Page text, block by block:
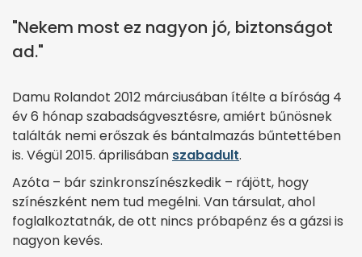
"Nekem most ez nagyon jó, biztonságot
ad."
Damu Rolandot 2012 márciusában ítélte a bíróság 4
év 6 hónap szabadságvesztésre, amiért bűnösnek
találták nemi erőszak és bántalmazás bűntettében
is. Végül 2015. áprilisában szabadult.
Azóta – bár szinkronszínészkedik – rájött, hogy
színészként nem tud megélni. Van társulat, ahol
foglalkoztatnák, de ott nincs próbapénz és a gázsi is
nagyon kevés.